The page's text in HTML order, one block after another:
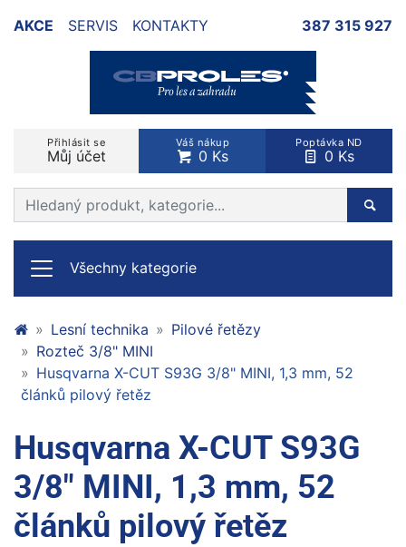
AKCE SERVIS KONTAKTY 387 315 927
Přihlásit se
Můj účet
Váš nákup
0 Ks
Poptávka ND
0 Ks
Prohledat web
Všechny kategorie
Lesní technika
Pilové řetězy
Rozteč 3/8" MINI
Husqvarna X-CUT S93G 3/8" MINI, 1,3 mm, 52
článků pilový řetěz
Husqvarna X-CUT S93G
3/8" MINI, 1,3 mm, 52
článků pilový řetěz